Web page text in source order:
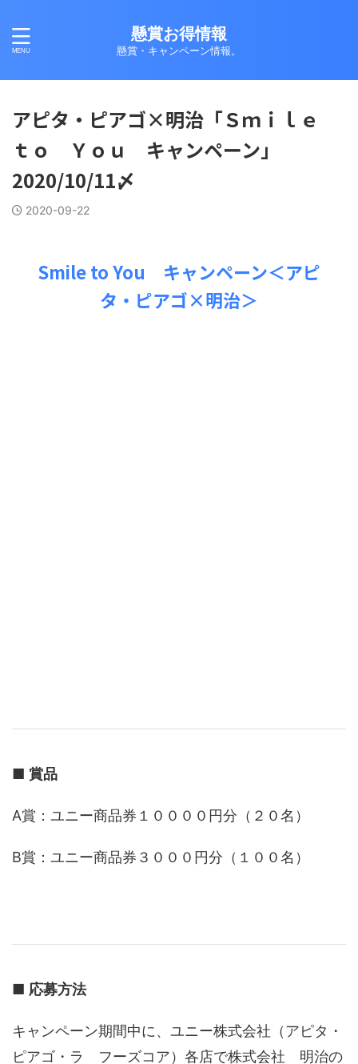
懸賞お得情報
懸賞・キャンペーン情報。
アピタ・ピアゴ×明治「Ｓｍｉｌｅ
ｔｏ Ｙｏｕ キャンペーン」
2020/10/11〆
2020-09-22
Smile to You キャンペーン＜アピ
タ・ピアゴ×明治＞
■ 賞品
A賞：ユニー商品券１００００円分（２０名）
B賞：ユニー商品券３０００円分（１００名）
■ 応募方法
キャンペーン期間中に、ユニー株式会社（アピタ・
ピアゴ・ラ フーズコア）各店で株式会社 明治の